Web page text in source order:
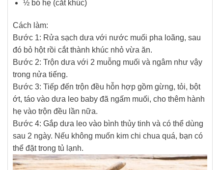
½ bó hẹ (cắt khúc)
Cách làm:
Bước 1: Rửa sạch dưa với nước muối pha loãng, sau
đó bỏ hột rồi cắt thành khúc nhỏ vừa ăn.
Bước 2: Trộn dưa với 2 muỗng muối và ngâm như vậy
trong nửa tiếng.
Bước 3: Tiếp đến trộn đều hỗn hợp gồm gừng, tỏi, bột
ớt, táo vào dưa leo baby đã ngấm muối, cho thêm hành
hẹ vào trộn đều lần nữa.
Bước 4: Gắp dưa leo vào bình thủy tinh và có thể dùng
sau 2 ngày. Nếu không muốn kim chi chua quá, bạn có
thể đặt trong tủ lạnh.